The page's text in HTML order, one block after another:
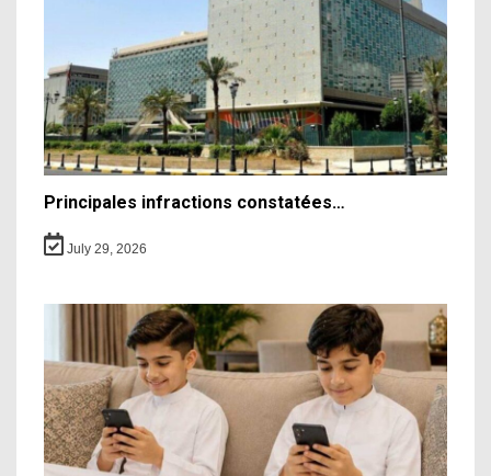
Principales infractions constatées…
July 29, 2026